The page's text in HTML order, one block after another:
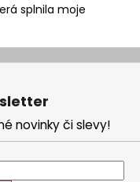
splnila moje
novinky či slevy!